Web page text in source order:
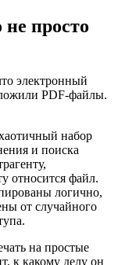
просто
электронный
PDF-файлы.
набор
и поиска
относится файл.
логично,
от случайного
на простые
к какому делу он